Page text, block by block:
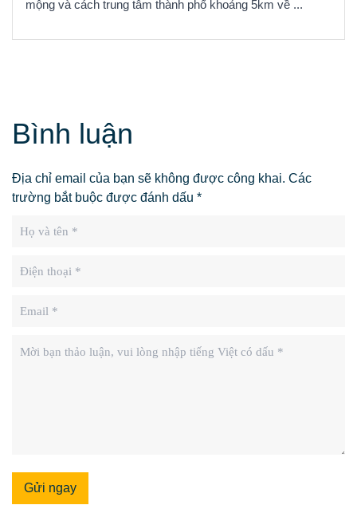
mộng và cách trung tâm thành phố khoảng 5km về ...
Bình luận
Địa chỉ email của bạn sẽ không được công khai. Các
trường bắt buộc được đánh dấu *
Gửi ngay